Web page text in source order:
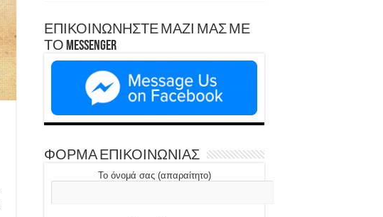
ΕΠΙΚΟΙΝΩΝΗΣΤΕ ΜΑΖΙ ΜΑΣ ΜΕ
ΤΟ Messenger
ΦΟΡΜΑ ΕΠΙΚΟΙΝΩΝΙΑΣ
Το όνομά σας (απαραίτητο)